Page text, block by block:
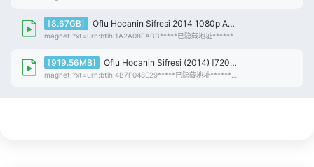
[8.67GB] Oflu Hocanin Sifresi 2014 1080p AMZN WEB-DL H264 EAC3-TURKO
[919.56MB] Oflu Hocanin Sifresi (2014) [720p] [WEBRip] [YTS.BZ]